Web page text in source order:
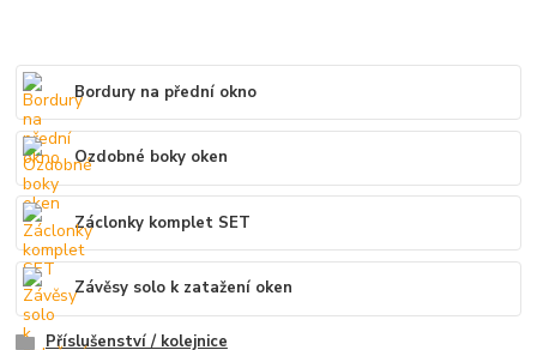
Bordury na přední okno
Ozdobné boky oken
Záclonky komplet SET
Závěsy solo k zatažení oken
Příslušenství / kolejnice